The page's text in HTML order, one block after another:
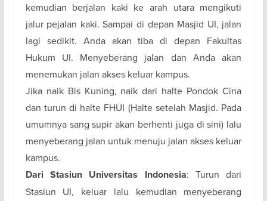
kemudian berjalan kaki ke arah utara mengikuti
jalur pejalan kaki. Sampai di depan Masjid UI, jalan
lagi sedikit. Anda akan tiba di depan Fakultas
Hukum UI. Menyeberang jalan dan Anda akan
menemukan jalan akses keluar kampus.
Jika naik Bis Kuning, naik dari halte Pondok Cina
dan turun di halte FHUI (Halte setelah Masjid. Pada
umumnya sang supir akan berhenti juga di sini) lalu
menyeberang jalan untuk menuju jalan akses keluar
kampus.
Dari Stasiun Universitas Indonesia: Turun dari
Stasiun UI, keluar lalu kemudian menyeberang